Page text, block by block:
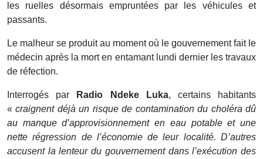
les ruelles désormais empruntées par les véhicules et
passants.
Le malheur se produit au moment où le gouvernement fait le
médecin après la mort en entamant lundi dernier les travaux
de réfection.
Interrogés par Radio Ndeke Luka, certains habitants
«craignent déjà un risque de contamination du choléra dû
au manque d’approvisionnement en eau potable et une
nette régression de l’économie de leur localité. D’autres
accusent la lenteur du gouvernement dans l’exécution des